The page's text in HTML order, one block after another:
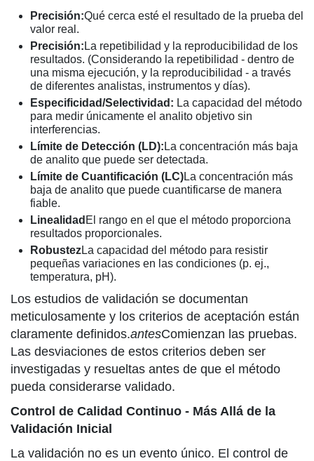
Precisión:Qué cerca esté el resultado de la prueba del
valor real.
Precisión: La repetibilidad y la reproducibilidad de los
resultados. (Considerando la repetibilidad - dentro de
una misma ejecución, y la reproducibilidad - a través
de diferentes analistas, instrumentos y días).
Especificidad/Selectividad: La capacidad del método
para medir únicamente el analito objetivo sin
interferencias.
Límite de Detección (LD): La concentración más baja
de analito que puede ser detectada.
Límite de Cuantificación (LC)La concentración más
baja de analito que puede cuantificarse de manera
fiable.
Linealidad El rango en el que el método proporciona
resultados proporcionales.
RobustezLa capacidad del método para resistir
pequeñas variaciones en las condiciones (p. ej.,
temperatura, pH).
Los estudios de validación se documentan
meticulosamente y los criterios de aceptación están
claramente definidos.antesComienzan las pruebas.
Las desviaciones de estos criterios deben ser
investigadas y resueltas antes de que el método
pueda considerarse validado.
Control de Calidad Continuo - Más Allá de la
Validación Inicial
La validación no es un evento único. El control de